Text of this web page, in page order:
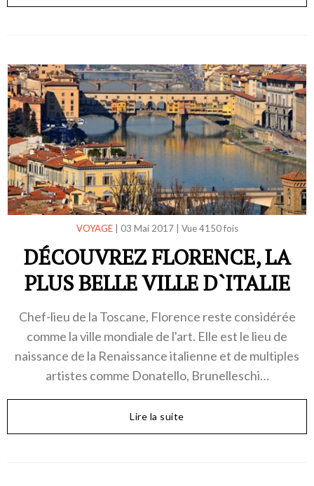
VOYAGE| 03 Mai 2017| Vue 4150 fois
DÉCOUVREZ FLORENCE, LA
PLUS BELLE VILLE D`ITALIE
Chef-lieu de la Toscane, Florence reste considérée
comme la ville mondiale de l'art. Elle est le lieu de
naissance de la Renaissance italienne et de multiples
artistes comme Donatello, Brunelleschi…
Lire la suite